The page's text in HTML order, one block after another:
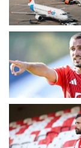
ZVICËR